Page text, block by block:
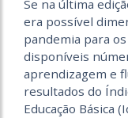
Se na última
era possível
pandemia para
disponíveis
aprendizagem e
resultados do
Educação Básica